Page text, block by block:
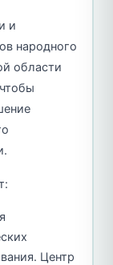
и
народного
области
Центр